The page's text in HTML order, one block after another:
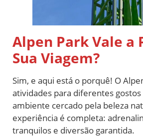
Alpen Park Vale a
Sua Viagem?
Sim, e aqui está o porquê! O
atividades para diferentes
ambiente cercado pela beleza
experiência é completa:
tranquilos e diversão garantida.